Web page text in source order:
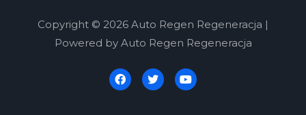
Copyright © 2026 Auto Regen Regeneracja |
Powered by Auto Regen Regeneracja